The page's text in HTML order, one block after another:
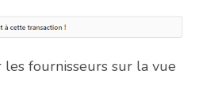
fournisseurs sur la vue